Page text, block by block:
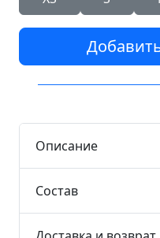
Описание
Состав